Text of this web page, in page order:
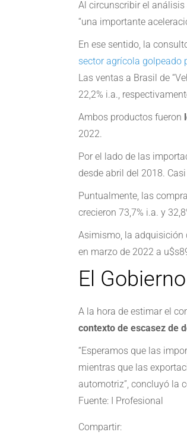
Al circunscribir el
“una importante
En ese sentido, la
sector agrícola golpeado
Las ventas a Brasil de
22,2% i.a.,
Ambos productos fueron
2022.
Por el lado de las
desde abril del 2018.
Puntualmente, las
crecieron 73,7% i.a. y
Asimismo, la adquisición
en marzo de 2022 a
El
A la hora de estimar el
contexto de escasez de
“Esperamos que las
mientras que las
automotriz”, concluyó la
Fuente: I Profesional
Compartir: